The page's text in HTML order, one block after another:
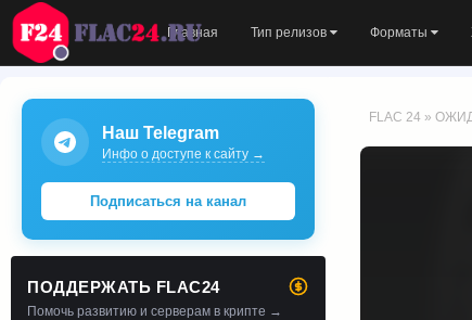
Главная Тип релизов Форматы
FLAC 24 »
Наш Telegram
Инфо о доступе к сайту →
Подписаться на канал
ПОДДЕРЖАТЬ FLAC24
Помочь развитию и серверам в крипте →